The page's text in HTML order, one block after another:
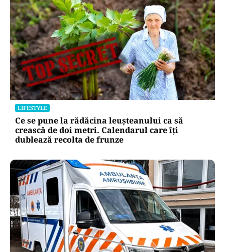
LIFESTYLE
Ce se pune la rădăcina leușteanului ca să
crească de doi metri. Calendarul care îți
dublează recolta de frunze